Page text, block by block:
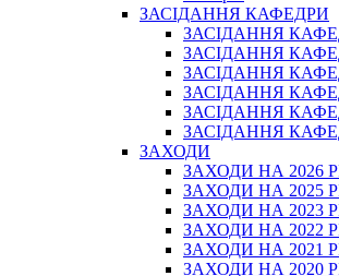
ЗАСІДАННЯ КАФЕДРИ
ЗАСІДАННЯ
ЗАСІДАННЯ
ЗАСІДАННЯ
ЗАСІДАННЯ
ЗАСІДАННЯ
ЗАСІДАННЯ
ЗАХОДИ
ЗАХОДИ НА 2026
ЗАХОДИ НА 2025
ЗАХОДИ НА 2023
ЗАХОДИ НА 2022
ЗАХОДИ НА 2021
ЗАХОДИ НА 2020